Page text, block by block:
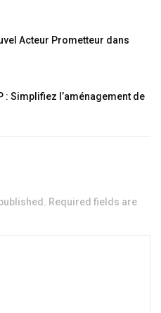
Acteur Prometteur dans
: Simplifiez l’aménagement de
Required fields are